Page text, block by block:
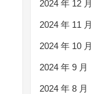
2024 年 12 月
2024 年 11 月
2024 年 10 月
2024 年 9 月
2024 年 8 月